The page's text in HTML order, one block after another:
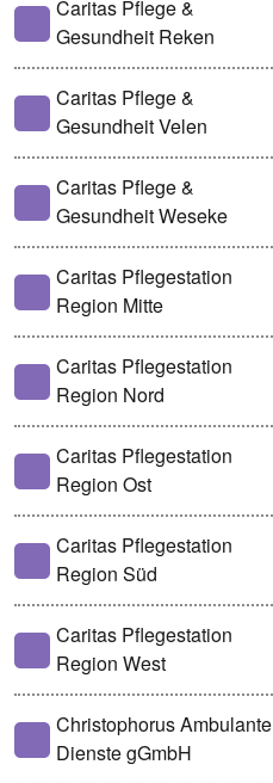
Caritas Pflege &
Gesundheit Reken
Caritas Pflege &
Gesundheit Velen
Caritas Pflege &
Gesundheit Weseke
Caritas Pflegestation
Region Mitte
Caritas Pflegestation
Region Nord
Caritas Pflegestation
Region Ost
Caritas Pflegestation
Region Süd
Caritas Pflegestation
Region West
Christophorus Ambulante
Dienste gGmbH